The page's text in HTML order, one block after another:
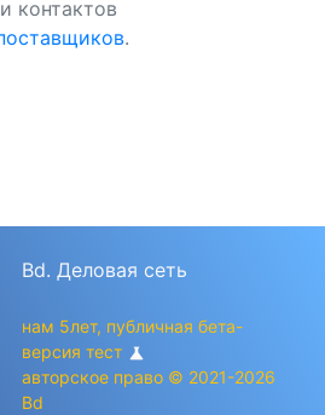
контактов
.
Bd. Деловая сеть
нам 5лет, публичная бета-
версия тест science
авторское право © 2021-2026
Bd